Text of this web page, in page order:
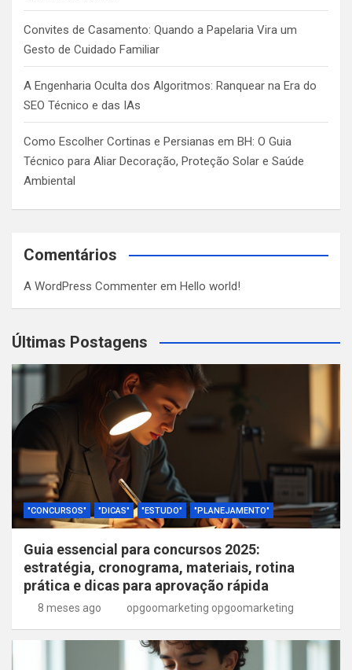
Convites de Casamento: Quando a Papelaria Vira um
Gesto de Cuidado Familiar
A Engenharia Oculta dos Algoritmos: Ranquear na Era do
SEO Técnico e das IAs
Como Escolher Cortinas e Persianas em BH: O Guia
Técnico para Aliar Decoração, Proteção Solar e Saúde
Ambiental
Comentários
A WordPress Commenter em Hello world!
Últimas Postagens
"CONCURSOS" "DICAS" "ESTUDO" "PLANEJAMENTO"
Guia essencial para concursos 2025:
estratégia, cronograma, materiais, rotina
prática e dicas para aprovação rápida
8 meses ago opgoomarketing opgoomarketing